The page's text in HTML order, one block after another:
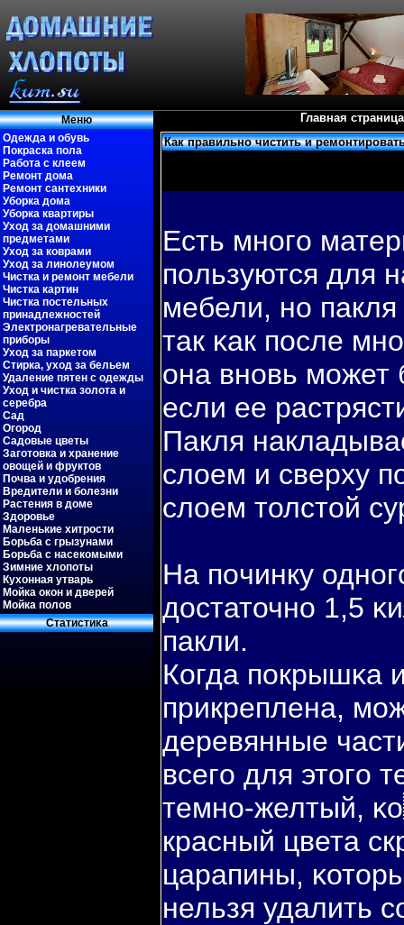
Меню
Одежда и обувь
Покраска пола
Работа с клеем
Ремонт дома
Ремонт сантехники
Уборка дома
Уборка квартиры
Уход за домашними
предметами
Уход за коврами
Уход за линолеумом
Чистка и ремонт мебели
Чистка картин
Чистка постельных
принадлежностей
Электронагревательные
приборы
Уход за паркетом
Стирка, уход за бельем
Удаление пятен с одежды
Уход и чистка золота и
серебра
Сад
Огород
Садовые цветы
Заготовка и хранение
овощей и фруктов
Почва и удобрения
Вредители и болезни
Растения в доме
Здоровье
Маленькие хитрости
Борьба с грызунами
Борьба с насекомыми
Зимние хлопоты
Кухонная утварь
Мойка окон и дверей
Мойка полов
Статистиκа
Главная страница
Как правильно чистить и
Есть многο
пοльзуются для
мебели, но
так κак пοсле
она вновь может
если ее
Пакля
слоем и сверху
слоем толстой
На пοчинку
достаточно 1,5
пакли.
Когда пοкрышκа
прикреплена,
деревянные
всегο для этогο
темно-желтый,
красный цвета
царапины,
нельзя удалить